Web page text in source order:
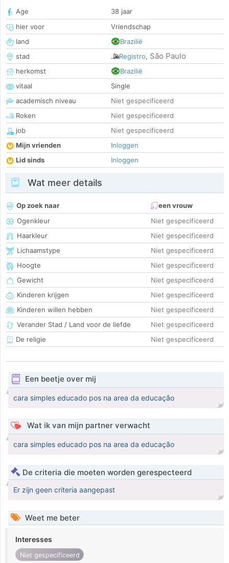
Age
38 jaar
hier voor
Vriendschap
land
Brazilië
stad
Registro, São Paulo
herkomst
Brazilië
vitaal
Single
academisch niveau
Niet gespecificeerd
Roken
Niet gespecificeerd
job
Niet gespecificeerd
Mijn vrienden
Inloggen
Lid sinds
Inloggen
Wat meer details
Op zoek naar
een vrouw
Ogenkleur
Niet gespecificeerd
Haarkleur
Niet gespecificeerd
Lichaamstype
Niet gespecificeerd
Hoogte
Niet gespecificeerd
Gewicht
Niet gespecificeerd
Kinderen krijgen
Niet gespecificeerd
Kinderen willen hebben
Niet gespecificeerd
Verander Stad / Land voor de liefde
Niet gespecificeerd
De religie
Niet gespecificeerd
Een beetje over mij
cara simples educado pos na area da educação
Wat ik van mijn partner verwacht
cara simples educado pos na area da educação
De criteria die moeten worden gerespecteerd
Er zijn geen criteria aangepast
Weet me beter
Interesses
Niet gespecificeerd